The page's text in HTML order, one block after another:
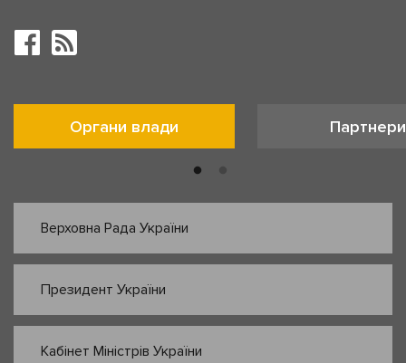
Органи влади Партнери
Верховна Рада України
Президент України
Кабінет Міністрів України